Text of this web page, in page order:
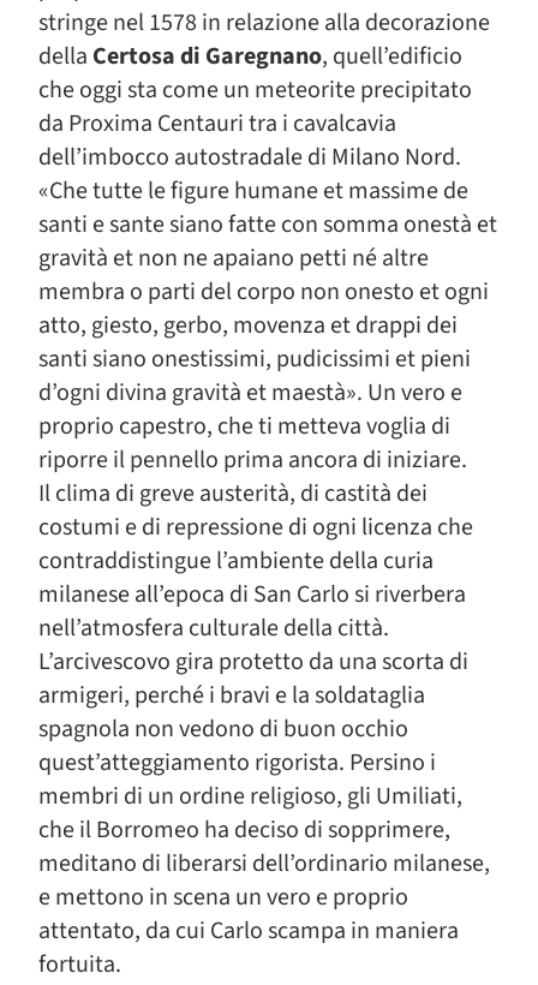
stringe nel 1578 in relazione alla decorazione
della Certosa di Garegnano, quell’edificio
che oggi sta come un meteorite precipitato
da Proxima Centauri tra i cavalcavia
dell’imbocco autostradale di Milano Nord.
«Che tutte le figure humane et massime de
santi e sante siano fatte con somma onestà et
gravità et non ne apaiano petti né altre
membra o parti del corpo non onesto et ogni
atto, giesto, gerbo, movenza et drappi dei
santi siano onestissimi, pudicissimi et pieni
d’ogni divina gravità et maestà». Un vero e
proprio capestro, che ti metteva voglia di
riporre il pennello prima ancora di iniziare.
Il clima di greve austerità, di castità dei
costumi e di repressione di ogni licenza che
contraddistingue l’ambiente della curia
milanese all’epoca di San Carlo si riverbera
nell’atmosfera culturale della città.
L’arcivescovo gira protetto da una scorta di
armigeri, perché i bravi e la soldataglia
spagnola non vedono di buon occhio
quest’atteggiamento rigorista. Persino i
membri di un ordine religioso, gli Umiliati,
che il Borromeo ha deciso di sopprimere,
meditano di liberarsi dell’ordinario milanese,
e mettono in scena un vero e proprio
attentato, da cui Carlo scampa in maniera
fortuita.